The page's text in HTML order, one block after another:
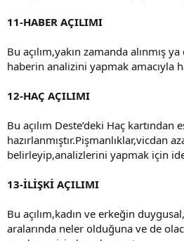
11-HABER AÇILIMI
Bu açılım,yakın zamanda alınmış
haberin analizini yapmak amacıyla
12-HAÇ AÇILIMI
Bu açılım Deste’deki Haç kartından
hazırlanmıştır.Pişmanlıklar,vicdan
belirleyip,analizlerini yapmak için
13-İLİŞKİ AÇILIMI
Bu açılım,kadın ve erkeğin
aralarında neler olduğuna ve de